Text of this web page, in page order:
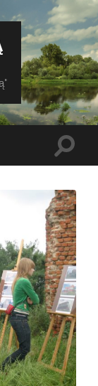
Toggle